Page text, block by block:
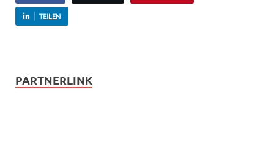
TEILEN
PARTNERLINK